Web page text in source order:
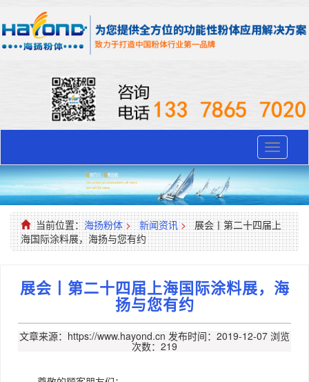
Toggle
当前位置：海扬粉体 > 新闻资讯 > 展会丨第二十四届上
海国际涂料展，海扬与您有约
展会丨第二十四届上海国际涂料展，海
扬与您有约
文章来源：https://www.hayond.cn 发布时间：2019-12-07 浏览
次数：219